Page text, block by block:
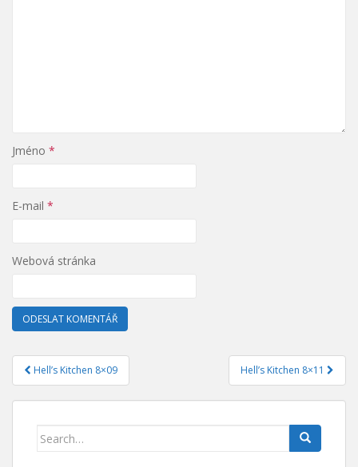
Jméno *
E-mail *
Webová stránka
Navigace pro příspěvek
Hell’s Kitchen 8×09 Hell’s Kitchen 8×11
Search for: